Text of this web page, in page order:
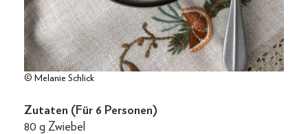
© Melanie Schlick
Zutaten (Für 6 Personen)
80 g Zwiebel